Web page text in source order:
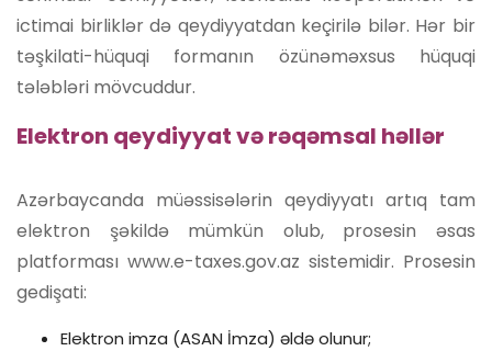
ictimai birliklər də qeydiyyatdan keçirilə bilər. Hər bir
təşkilati-hüquqi formanın özünəməxsus hüquqi
tələbləri mövcuddur.
Elektron qeydiyyat və rəqəmsal həllər
Azərbaycanda müəssisələrin qeydiyyatı artıq tam
elektron şəkildə mümkün olub, prosesin əsas
platforması www.e-taxes.gov.az sistemidir. Prosesin
gedişati:
Elektron imza (ASAN İmza) əldə olunur;